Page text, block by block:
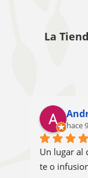
La
hace
Un lugar al
te o